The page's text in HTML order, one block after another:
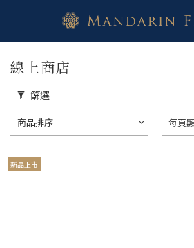
線上商店
篩選
商品排序 每頁
新品上市